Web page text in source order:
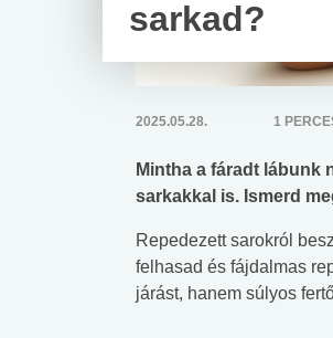
sarkad?
2025.05.28. 1
Mintha a fáradt lábunk
sarkakkal is. Ismerd
Repedezett sarokról
felhasad és fájdalmas
járást, hanem súlyos